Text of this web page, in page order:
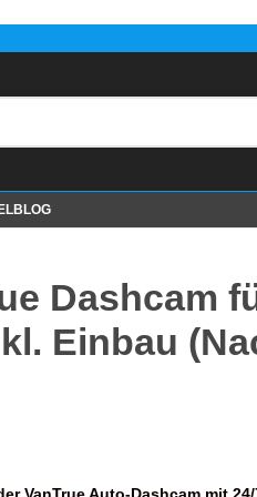
BLOG
Dashcam
Einbau